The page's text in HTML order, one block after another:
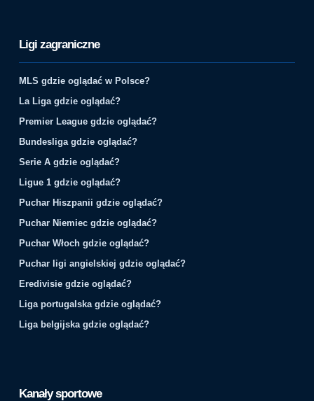
Ligi zagraniczne
MLS gdzie oglądać w Polsce?
La Liga gdzie oglądać?
Premier League gdzie oglądać?
Bundesliga gdzie oglądać?
Serie A gdzie oglądać?
Ligue 1 gdzie oglądać?
Puchar Hiszpanii gdzie oglądać?
Puchar Niemiec gdzie oglądać?
Puchar Włoch gdzie oglądać?
Puchar ligi angielskiej gdzie oglądać?
Eredivisie gdzie oglądać?
Liga portugalska gdzie oglądać?
Liga belgijska gdzie oglądać?
Kanały sportowe